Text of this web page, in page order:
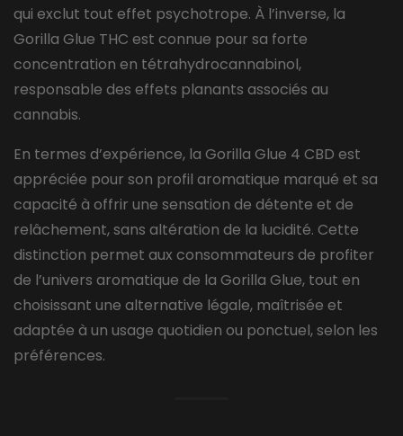
qui exclut tout effet psychotrope. À l’inverse, la
Gorilla Glue THC est connue pour sa forte
concentration en tétrahydrocannabinol,
responsable des effets planants associés au
cannabis.
En termes d’expérience, la Gorilla Glue 4 CBD est
appréciée pour son profil aromatique marqué et sa
capacité à offrir une sensation de détente et de
relâchement, sans altération de la lucidité. Cette
distinction permet aux consommateurs de profiter
de l’univers aromatique de la Gorilla Glue, tout en
choisissant une alternative légale, maîtrisée et
adaptée à un usage quotidien ou ponctuel, selon les
préférences.